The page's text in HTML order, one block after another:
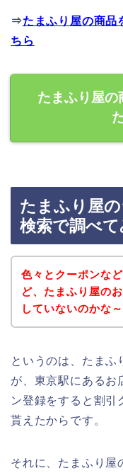
⇒たまふり屋の商品
ちら
たまふり屋の
たまふり屋
検索で調べて
色々とクーポンな
ど、たまふり屋の
していないのかな～
というのは、たまふ
が、東京駅にあるお
ン登録をすると割引
貰えたからです。
それに、たまふり屋